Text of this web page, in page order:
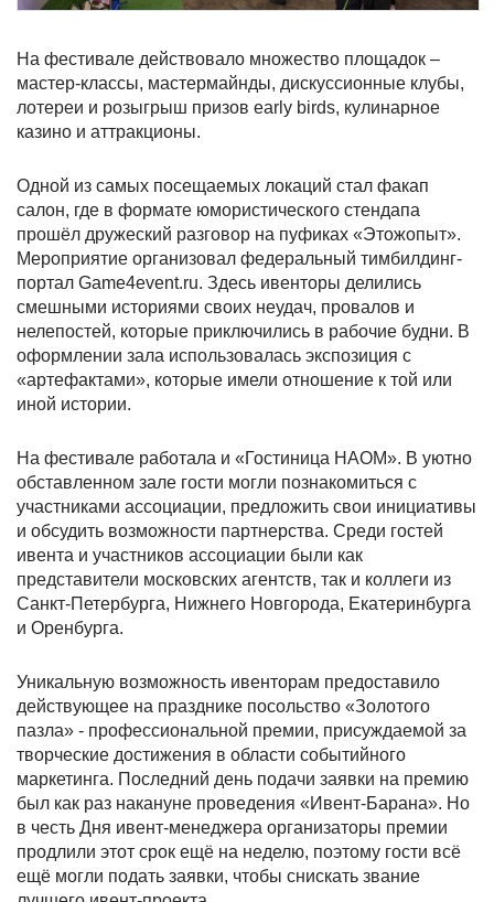
На фестивале действовало множество площадок –
мастер-классы, мастермайнды, дискуссионные клубы,
лотереи и розыгрыш призов early birds, кулинарное
казино и аттракционы.
Одной из самых посещаемых локаций стал факап
салон, где в формате юмористического стендапа
прошёл дружеский разговор на пуфиках «Этожопыт».
Мероприятие организовал федеральный тимбилдинг-
портал Game4event.ru. Здесь ивенторы делились
смешными историями своих неудач, провалов и
нелепостей, которые приключились в рабочие будни. В
оформлении зала использовалась экспозиция с
«артефактами», которые имели отношение к той или
иной истории.
На фестивале работала и «Гостиница НАОМ». В уютно
обставленном зале гости могли познакомиться с
участниками ассоциации, предложить свои инициативы
и обсудить возможности партнерства. Среди гостей
ивента и участников ассоциации были как
представители московских агентств, так и коллеги из
Санкт-Петербурга, Нижнего Новгорода, Екатеринбурга
и Оренбурга.
Уникальную возможность ивенторам предоставило
действующее на празднике посольство «Золотого
пазла» - профессиональной премии, присуждаемой за
творческие достижения в области событийного
маркетинга. Последний день подачи заявки на премию
был как раз накануне проведения «Ивент-Барана». Но
в честь Дня ивент-менеджера организаторы премии
продлили этот срок ещё на неделю, поэтому гости всё
ещё могли подать заявки, чтобы снискать звание